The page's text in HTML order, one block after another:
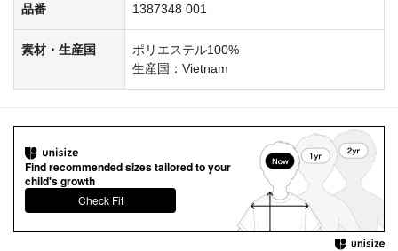
品番 1387348 001
素材・生産国
ポリエステル100%
生産国：Vietnam
Find recommended sizes tailored to your
child's growth
Check Fit